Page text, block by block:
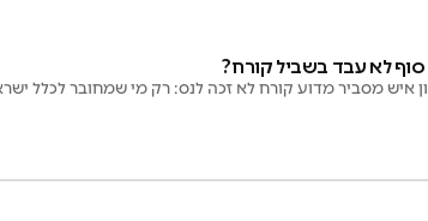
לא עבד בשביל קורח?
איש מסביר מדוע קורח לא זכה לנס: רק מי שמחובר לכלל